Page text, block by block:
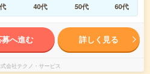
40代 50代 60代
募へ進む 詳しく見る
会社テクノ・サービス